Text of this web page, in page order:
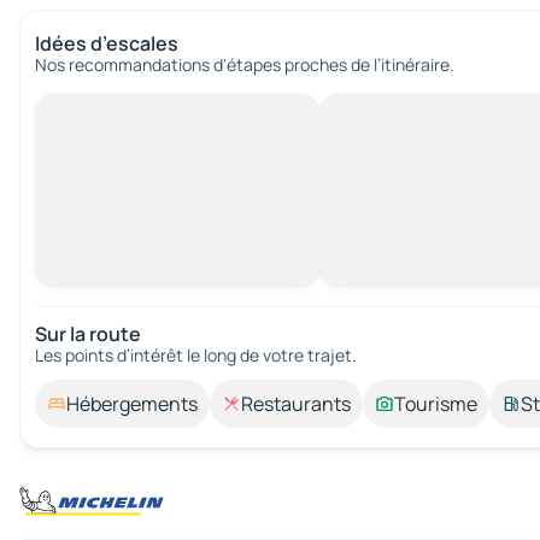
Idées d’escales
Nos recommandations d'étapes proches de l’itinéraire.
Sur la route
Les points d’intérêt le long de votre trajet.
Hébergements Restaurants Tourisme